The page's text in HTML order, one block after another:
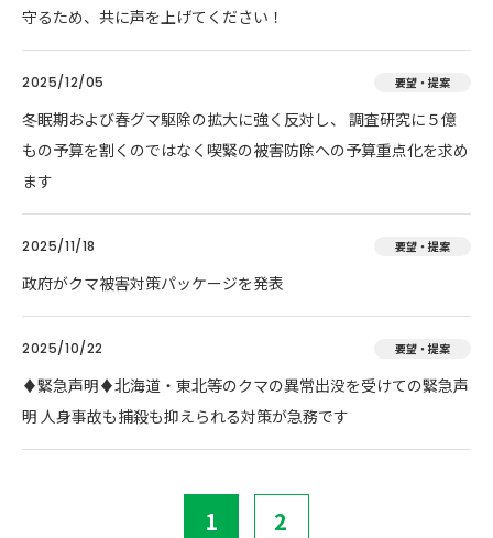
守るため、共に声を上げてください！
2025/12/05 要望・提案
冬眠期および春グマ駆除の拡大に強く反対し、 調査研究に５億
もの予算を割くのではなく喫緊の被害防除への予算重点化を求め
ます
2025/11/18 要望・提案
政府がクマ被害対策パッケージを発表
2025/10/22 要望・提案
♦️緊急声明♦️北海道・東北等のクマの異常出没を受けての緊急声
明 人身事故も捕殺も抑えられる対策が急務です
1 2